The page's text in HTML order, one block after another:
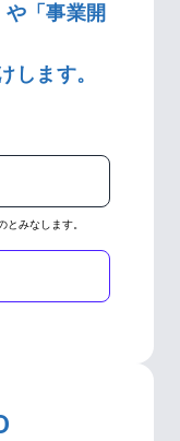
や「事業開
します。
とみなします。